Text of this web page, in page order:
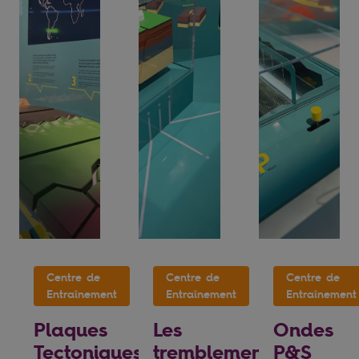
Centre de
Entraînement
Plaques
Tectoniques
Centre de
Entraînement
Les
tremblements
Centre de
Entraînement
Ondes
P&S